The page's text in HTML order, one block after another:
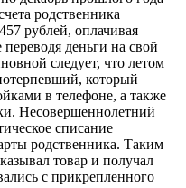
родственника
рублей, оплачивая
деньги на свой
следует, что летом
который
в телефоне, а также
Несовершеннолетний
списание
родственника. Таким
товар и получал
с прикрепленного